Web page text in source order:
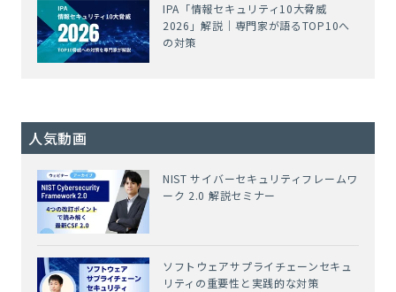
IPA「情報セキュリティ10大脅威
2026」解説｜専門家が語るTOP10へ
の対策
人気動画
NIST サイバーセキュリティフレームワ
ーク 2.0 解説セミナー
ソフトウェアサプライチェーンセキュ
リティの重要性と実践的な対策